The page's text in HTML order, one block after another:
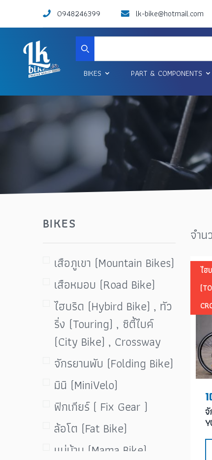
0948246399 lk-bike@hotmail.com
Search
BIKES
PART & COMPONENTS
BIKES
เสือภูเขา (Mountain Bikes)
เสือหมอบ (Road Bike)
ไฮบริด (Hybird Bike) , ทัว
ริ่ง (Touring) , ซิตี้ไบค์
(City Bike) , Crossway
จักรยานพับ (Folding Bike)
มินิ (MiniVelo)
ฟิกเกียร์ ( Fix Gear )
ล้อโต (Fat Bike)
แม่บ้าน (Mama Bike)
จำน
ไฮ